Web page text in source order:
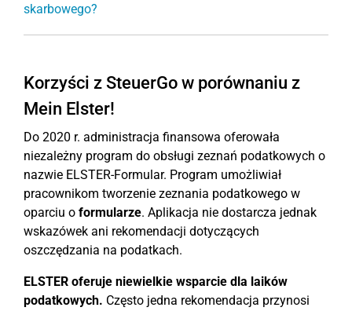
skarbowego?
Korzyści z SteuerGo w porównaniu z
Mein Elster!
Do 2020 r. administracja finansowa oferowała
niezależny program do obsługi zeznań podatkowych o
nazwie ELSTER-Formular. Program umożliwiał
pracownikom tworzenie zeznania podatkowego w
oparciu o formularze. Aplikacja nie dostarcza jednak
wskazówek ani rekomendacji dotyczących
oszczędzania na podatkach.
ELSTER oferuje niewielkie wsparcie dla laików
podatkowych. Często jedna rekomendacja przynosi